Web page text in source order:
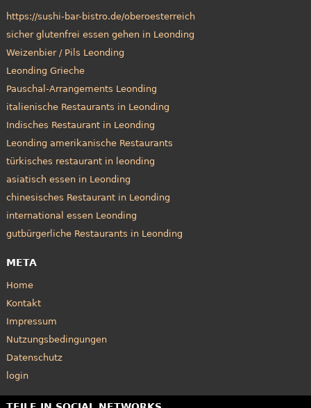
https://sushi-bar-bistro.de/oberoesterreich
sicher glutenfrei essen gehen in Leonding
Weizenbier / Pils Leonding
Leonding Grieche
Pauschal-Arrangements Leonding
italienische Restaurants in Leonding
Indisches Restaurant in Leonding
Leonding amerikanische Restaurants
türkisches restaurant in leonding
asiatisch essen in Leonding
chinesisches Restaurant in Leonding
international essen Leonding
gutbürgerliche Restaurants in Leonding
META
Home
Kontakt
Impressum
Nutzungsbedingungen
Datenschutz
login